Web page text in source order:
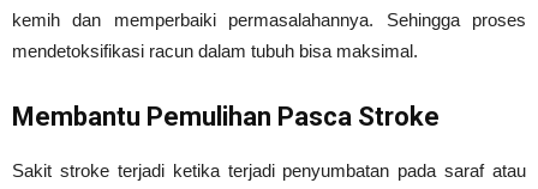
kemih dan memperbaiki permasalahannya. Sehingga proses
mendetoksifikasi racun dalam tubuh bisa maksimal.
Membantu Pemulihan Pasca Stroke
Sakit stroke terjadi ketika terjadi penyumbatan pada saraf atau